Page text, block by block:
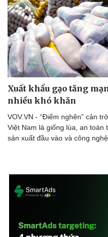
Xuất khẩu gạo tăng
nhiều khó khăn
VOV.VN - “Điểm nghẽn” cản
Việt Nam là giống lúa, an
sản xuất đầu vào và công